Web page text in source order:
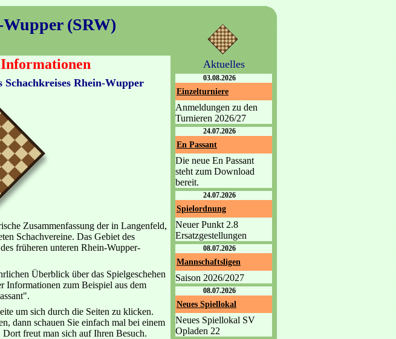
(SRW)
Rhein-Wupper
Zusammenfassung der in Langenfeld,
Schachvereine. Das Gebiet des
früheren unteren Rhein-Wupper-
Überblick über das Spielgeschehen
Informationen zum Beispiel aus dem
um sich durch die Seiten zu klicken.
dann schauen Sie einfach mal bei einem
freut man sich auf Ihren Besuch.
Aktuelles
03.08.2026
Einzelturniere
Anmeldungen zu den
Turnieren 2026/27
24.07.2026
En Passant
Die neue En Passant
steht zum Download
bereit.
24.07.2026
Spielordnung
Neuer Punkt 2.8
Ersatzgestellungen
08.07.2026
Mannschaftsligen
Saison 2026/2027
08.07.2026
Neues Spiellokal
Neues Spiellokal SV
Opladen 22